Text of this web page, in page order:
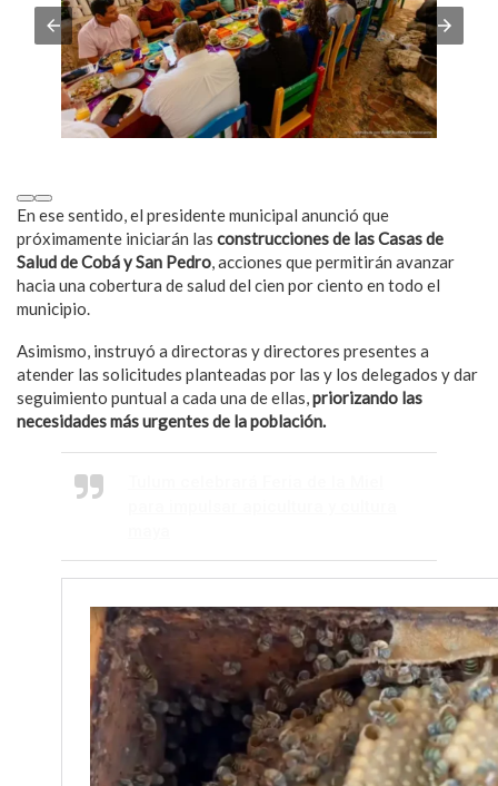
En ese sentido, el presidente municipal anunció que
próximamente iniciarán las construcciones de las Casas de
Salud de Cobá y San Pedro, acciones que permitirán avanzar
hacia una cobertura de salud del cien por ciento en todo el
municipio.
Asimismo, instruyó a directoras y directores presentes a
atender las solicitudes planteadas por las y los delegados y dar
seguimiento puntual a cada una de ellas,priorizando las
necesidades más urgentes de la población.